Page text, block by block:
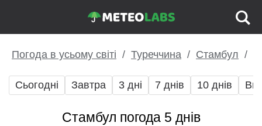
Погода в усьому світі Туреччина Стамбул
Сьогодні Завтра 3 дні 7 днів 10 днів
Стамбул погода 5 днів